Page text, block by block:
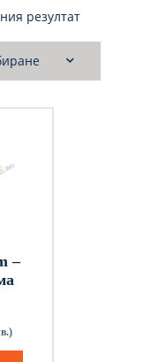
резултат
–